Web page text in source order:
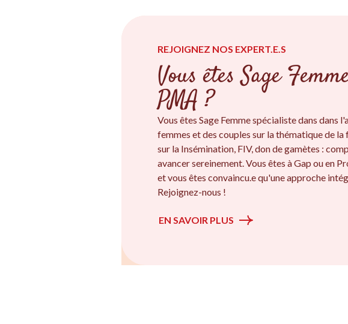
REJOIGNEZ NOS EXPERT.E.S
Vous êtes Sage
PMA ?
Vous êtes Sage Femme spécialiste dans dans
femmes et des couples sur la thématique de
sur la Insémination, FIV, don de gamètes :
avancer sereinement. Vous êtes à Gap ou en
et vous êtes convaincu.e qu'une approche
Rejoignez-nous !
EN SAVOIR PLUS